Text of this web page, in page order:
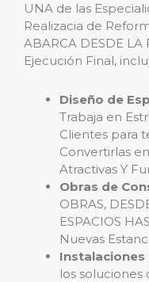
UNA de las
Realizacia de
ABARCA DESDE
Ejecución Final,
Diseño de
Trabaja en
Clientes para
Convertirlas
Atractivas Y
Obras de
OBRAS,
ESPACIOS
Nuevas
Instalaciones
los